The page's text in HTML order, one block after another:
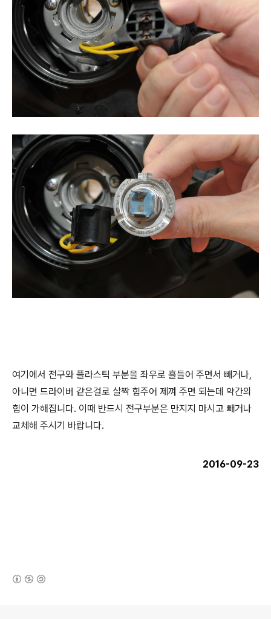
여기에서 전구와 플라스틱 부분을 좌우로 흘들어 주면서 빼거나,
아니면 드라이버 같은걸로 살짝 힘주어 제껴 주면 되는데 약간의
힘이 가해집니다. 이때 반드시 전구부분은 만지지 마시고 빼거나
교체해 주시기 바랍니다.
2016-09-23